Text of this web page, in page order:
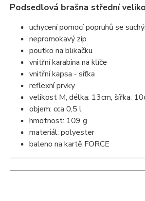
Podsedlová brašna střední
uchycení pomocí popruhů se
nepromokavý zip
poutko na blikačku
vnitřní karabina na klíče
vnitřní kapsa - síťka
reflexní prvky
velikost M, délka: 13cm, šířka:
objem: cca 0,5 l
hmotnost: 109 g
materiál: polyester
baleno na kartě FORCE